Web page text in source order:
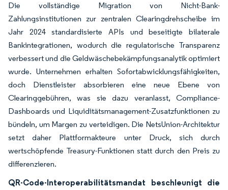
Die vollständige Migration von Nicht-Bank-
Zahlungsinstitutionen zur zentralen Clearingdrehscheibe im
Jahr 2024 standardisierte APIs und beseitigte bilaterale
Bankintegrationen, wodurch die regulatorische Transparenz
verbessert und die Geldwäschebekämpfungsanalytik optimiert
wurde. Unternehmen erhalten Sofortabwicklungsfähigkeiten,
doch Dienstleister absorbieren eine neue Ebene von
Clearinggebühren, was sie dazu veranlasst, Compliance-
Dashboards und Liquiditätsmanagement-Zusatzfunktionen zu
bündeln, um Margen zu verteidigen. Die NetsUnion-Architektur
setzt daher Plattformakteure unter Druck, sich durch
wertschöpfende Treasury-Funktionen statt durch den Preis zu
differenzieren.
QR-Code-Interoperabilitätsmandat beschleunigt die